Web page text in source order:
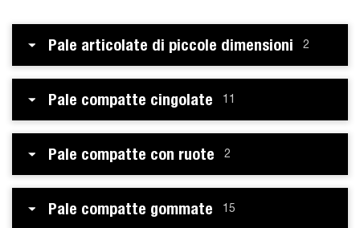
Pale articolate di piccole dimensioni 2
Pale compatte cingolate 11
Pale compatte con ruote 2
Pale compatte gommate 15